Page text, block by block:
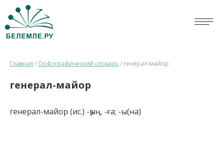
ОПРОС
БИБЛИОТЕКА
СПРАВКА
Главная / Орфографический словарь / генерал-майор
генерал-майор
генерал-майор (ис.) -ҙың, -ға; -ы(на)